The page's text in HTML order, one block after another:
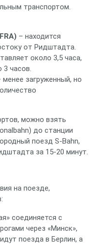
транспортом.
– находится
от Ридштадта.
около 3,5 часа,
3 часов.
менее загруженный, но
можно взять
до станции
поезд S-Bahn,
за 15‑20 минут.
на поезде,
соединяется с
через «Минск»,
поезда в Берлин, а